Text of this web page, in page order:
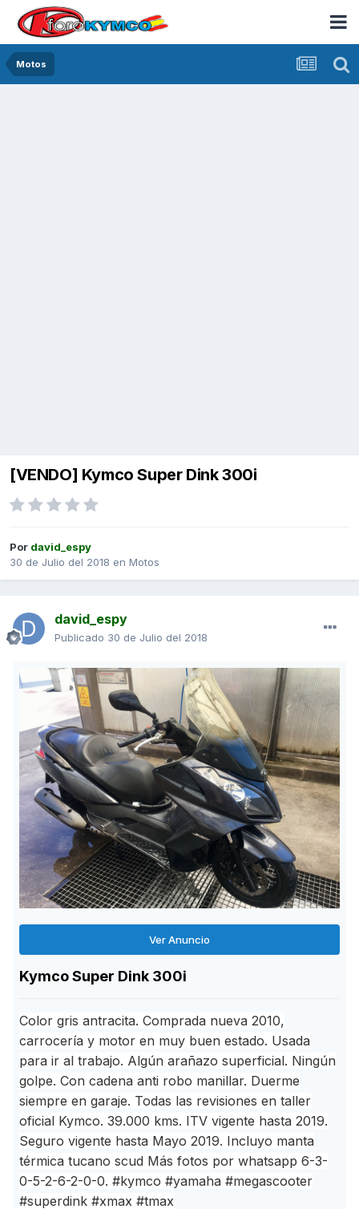
Motos
[VENDO] Kymco Super Dink 300i
Por david_espy
30 de Julio del 2018 en Motos
david_espy
Publicado 30 de Julio del 2018
Ver Anuncio
Kymco Super Dink 300i
Color gris antracita. Comprada nueva 2010,
carrocería y motor en muy buen estado. Usada
para ir al trabajo. Algún arañazo superficial. Ningún
golpe. Con cadena anti robo manillar. Duerme
siempre en garaje. Todas las revisiones en taller
oficial Kymco. 39.000 kms. ITV vigente hasta 2019.
Seguro vigente hasta Mayo 2019. Incluyo manta
térmica tucano scud Más fotos por whatsapp 6-3-
0-5-2-6-2-0-0. #kymco #yamaha #megascooter
#superdink #xmax #tmax